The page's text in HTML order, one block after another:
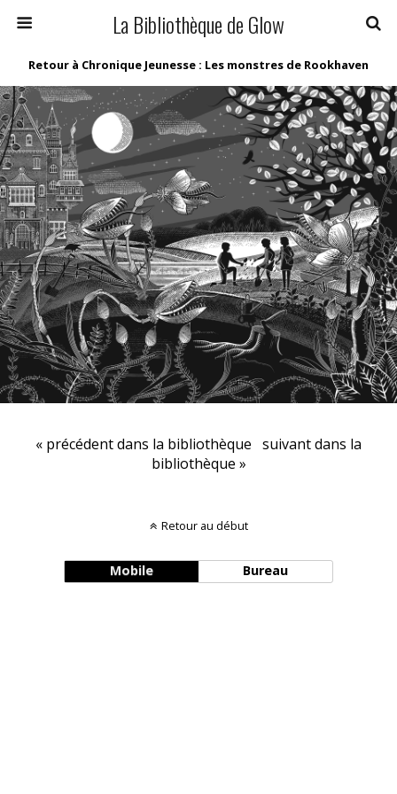
La Bibliothèque de Glow
Retour à Chronique Jeunesse : Les monstres de Rookhaven
« précédent dans la bibliothèque suivant dans la
bibliothèque »
Retour au début
Mobile Bureau